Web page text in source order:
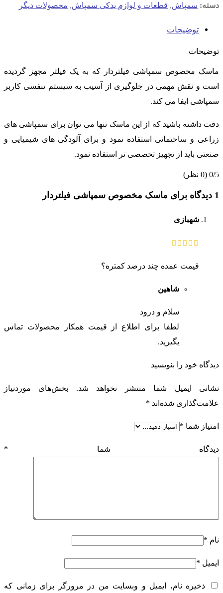
دسته: سمپاش, قطعات و لوازم یدکی سمپاش, محصولات دیگر
توضیحات
توضیحات
ماسک مخصوص سمپاشی فیلتردار که به یک فیلتر مجهز گردیده
است و نقش مهمی در جلوگیری از آسیب به سیستم تنفسی کاربر
سمپاشی ایفا می کند.
دقت داشته باشید که از این ماسک تنها می توان برای سمپاشی های
زراعی و ساختمانی استفاده نمود و برای آلودگی های شیمیایی و
صنعتی باید از تجهیز تخصصی تر استفاده نمود.
0/5 (0 نظر)
1 دیدگاه برای ماسک مخصوص سمپاشی فیلتردار
شهبازی
قیمت عمده چند درصد کمتره؟
شاهین
سلام و درود
لطفا برای اطلاع از قیمت همکار محصولات تماس
بگیرید.
دیدگاه خود را بنویسید
نشانی ایمیل شما منتشر نخواهد شد.
بخش‌های موردنیاز
علامت‌گذاری شده‌اند *
امتیاز شما *
دیدگاه شما *
نام *
ایمیل *
ذخیره نام، ایمیل و وبسایت من در مرورگر برای زمانی که